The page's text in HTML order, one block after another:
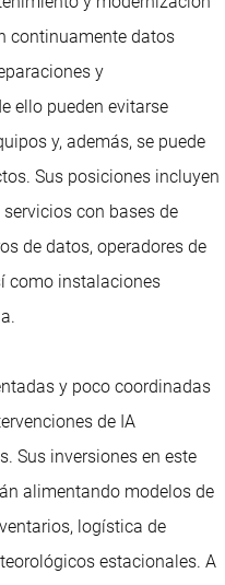
continuamente datos
y
ello pueden evitarse
y, además, se puede
Sus posiciones incluyen
con bases de
de datos, operadores de
como instalaciones
y poco coordinadas
de IA
Sus inversiones en este
alimentando modelos de
logística de
estacionales. A